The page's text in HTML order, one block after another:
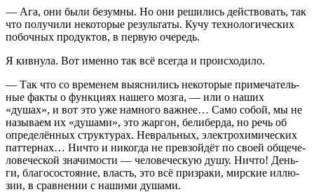
— Ага, они были безум­ны. Но они реши­лись дей­ство­вать, так
что полу­чи­ли неко­то­рые резуль­та­ты. Кучу тех­но­ло­ги­че­ских
побоч­ных про­дук­тов, в первую очередь.
Я кив­ну­ла. Вот имен­но так всё все­гда и происходило.
— Так что со вре­ме­нем выяс­ни­лись неко­то­рые при­ме­ча­тель­
ные фак­ты о функ­ци­ях наше­го моз­га, — или о наших
«душах», и вот это уже намно­го важ­нее… Само собой, мы не
назы­ва­ем их «душа­ми», это жар­гон, бели­бер­да, но речь об
опре­де­лён­ных струк­ту­рах. Невраль­ных, элек­тро­хи­ми­че­ских
пат­тер­нах… Ничто и нико­гда не пре­взой­дёт по сво­ей обще­че­
ло­ве­че­ской зна­чи­мо­сти — чело­ве­че­скую душу. Ничто! День­
ги, бла­го­со­сто­я­ние, власть, это всё при­зра­ки, мир­ские иллю­
зии, в срав­не­нии с наши­ми душами.